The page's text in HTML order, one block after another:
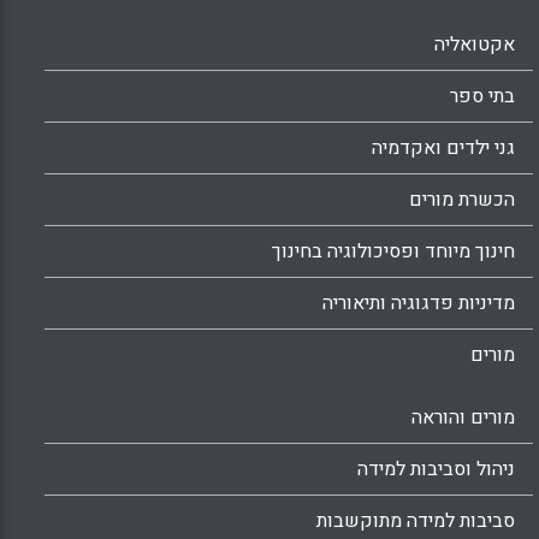
אקטואליה
בתי ספר
גני ילדים ואקדמיה
הכשרת מורים
חינוך מיוחד ופסיכולוגיה בחינוך
מדיניות פדגוגיה ותיאוריה
מורים
מורים והוראה
ניהול וסביבות למידה
סביבות למידה מתוקשבות